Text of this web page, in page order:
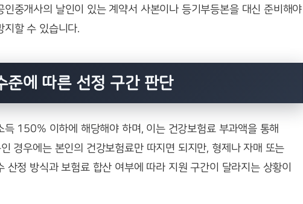
중개사의 날인이 있는 계약서 사본이나 등기부등본을 대신 준비해야
지할 수 있습니다.
준에 따른 선정 구간 판단
득 150% 이하에 해당해야 하며, 이는 건강보험료 부과액을 통해
경우에는 본인의 건강보험료만 따지면 되지만, 형제나 자매 또는
산정 방식과 보험료 합산 여부에 따라 지원 구간이 달라지는 상황이